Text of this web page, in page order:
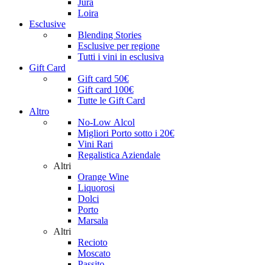
Jura
Loira
Esclusive
Blending Stories
Esclusive per regione
Tutti i vini in esclusiva
Gift Card
Gift card 50€
Gift card 100€
Tutte le Gift Card
Altro
No-Low Alcol
Migliori Porto sotto i 20€
Vini Rari
Regalistica Aziendale
Altri
Orange Wine
Liquorosi
Dolci
Porto
Marsala
Altri
Recioto
Moscato